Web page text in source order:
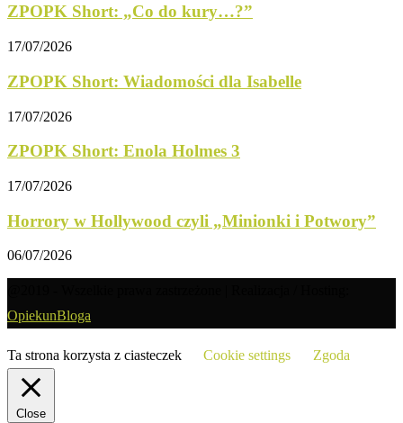
ZPOPK Short: „Co do kury…?”
17/07/2026
ZPOPK Short: Wiadomości dla Isabelle
17/07/2026
ZPOPK Short: Enola Holmes 3
17/07/2026
Horrory w Hollywood czyli „Minionki i Potwory”
06/07/2026
OpiekunBloga
Ta strona korzysta z ciasteczek Cookie settings Zgoda
Close